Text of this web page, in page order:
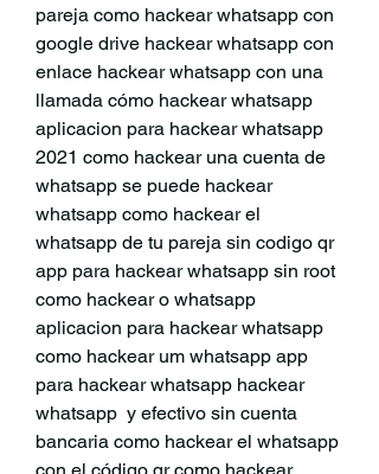
pareja como hackear whatsapp con
google drive hackear whatsapp con
enlace hackear whatsapp con una
llamada cómo hackear whatsapp
aplicacion para hackear whatsapp
2021 como hackear una cuenta de
whatsapp se puede hackear
whatsapp como hackear el
whatsapp de tu pareja sin codigo qr
app para hackear whatsapp sin root
como hackear o whatsapp
aplicacion para hackear whatsapp
como hackear um whatsapp app
para hackear whatsapp hackear
whatsapp  y efectivo sin cuenta
bancaria como hackear el whatsapp